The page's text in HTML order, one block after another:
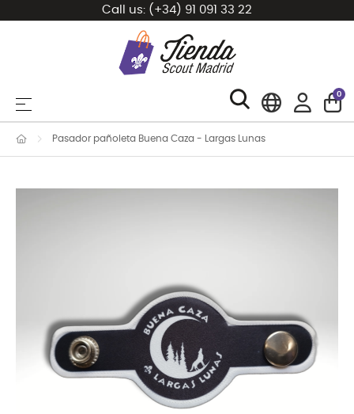
Call us: (+34) 91 091 33 22
0
Toggle navigation
☰
Pasador pañoleta Buena Caza - Largas Lunas